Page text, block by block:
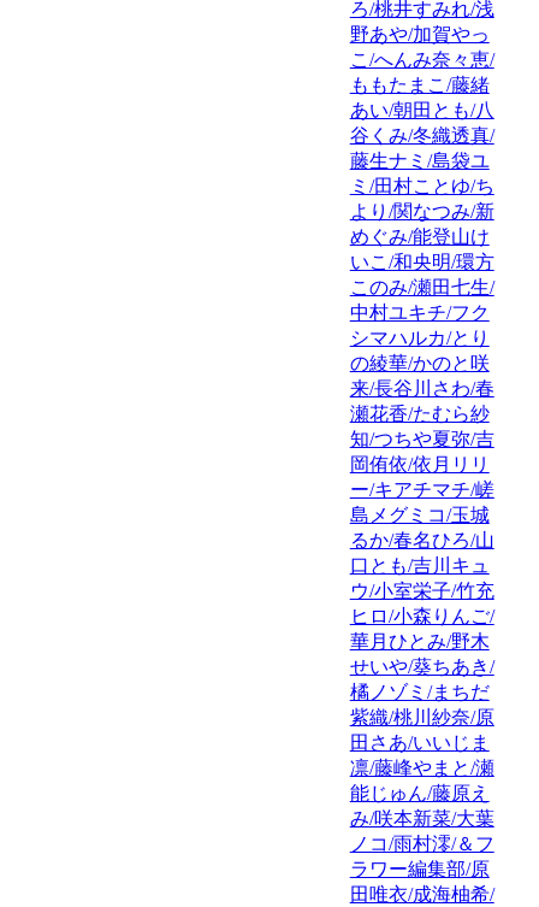
ろ/桃井すみれ/浅
野あや/加賀やっ
こ/へんみ奈々恵/
ももたまこ/藤緒
あい/朝田とも/八
谷くみ/冬織透真/
藤生ナミ/島袋ユ
ミ/田村ことゆ/ち
より/関なつみ/新
めぐみ/能登山け
いこ/和央明/環方
このみ/瀬田七生/
中村ユキチ/フク
シマハルカ/とり
の綾華/かのと咲
来/長谷川さわ/春
瀬花香/たむら紗
知/つちや夏弥/吉
岡侑依/依月リリ
ー/キアチマチ/嵯
島メグミコ/玉城
るか/春名ひろ/山
口とも/吉川キュ
ウ/小室栄子/竹充
ヒロ/小森りんご/
華月ひとみ/野木
せいや/葵ちあき/
橘ノゾミ/まちだ
紫織/桃川紗奈/原
田さあ/いいじま
凛/藤峰やまと/瀬
能じゅん/藤原え
み/咲本新菜/大葉
ノコ/雨村澪/＆フ
ラワー編集部/原
田唯衣/成海柚希/